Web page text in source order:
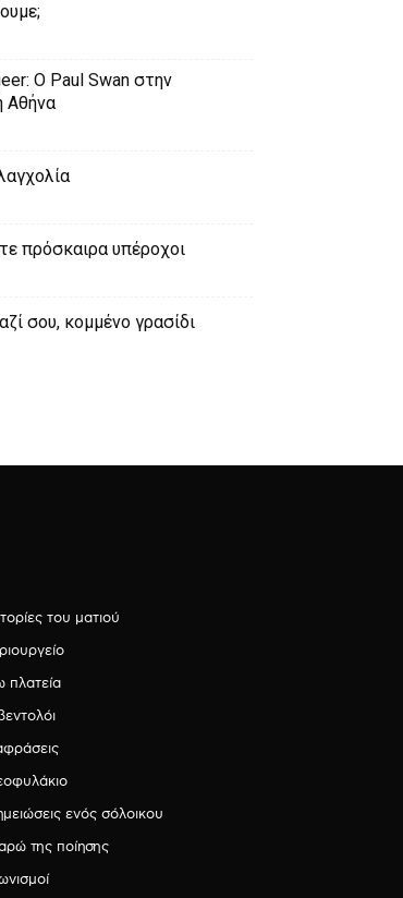
O Paul Swan στην
Αθήνα
πρόσκαιρα υπέροχοι
σου, κομμένο γρασίδι
του ματιού
πλατεία
ενός σόλοικου
της ποίησης